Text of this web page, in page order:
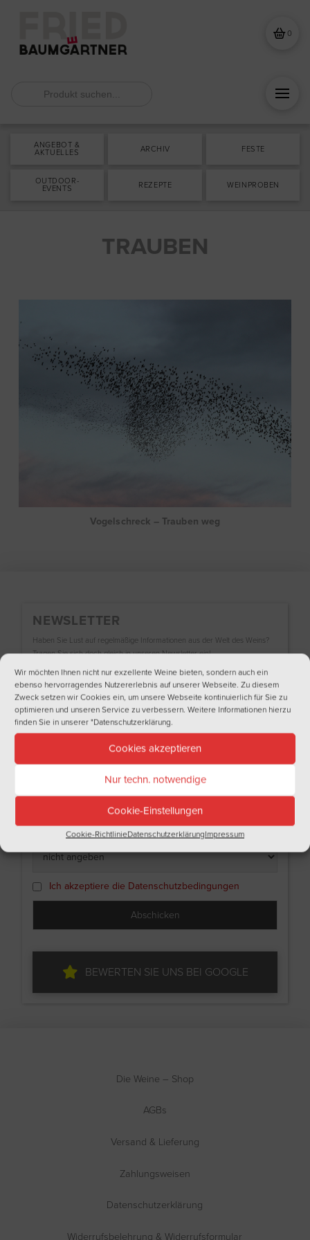
Wir möchten Ihnen nicht nur exzellente Weine bieten, sondern auch ein
ebenso hervorragendes Nutzererlebnis auf unserer Webseite. Zu diesem
Zweck setzen wir Cookies ein, um unsere Webseite kontinuierlich für Sie zu
optimieren und unseren Service zu verbessern. Weitere Informationen hierzu
finden Sie in unserer"Datenschutzerklärung.
Cookies akzeptieren
Nur techn. notwendige
Cookie-Einstellungen
Cookie-RichtlinieDatenschutzerklärungImpressum
0
ANGEBOT &
AKTUELLES ARCHIV FESTE
OUTDOOR-
EVENTS REZEPTE WEINPROBEN
TRAUBEN
Vogelschreck – Trauben weg
NEWSLETTER
Haben Sie Lust auf regelmäßige Informationen aus der Welt des Weins?
Tragen Sie sich doch gleich in unseren Newsletter ein!
Name
Nachname
Ich akzeptiere die Datenschutzbedingungen
BEWERTEN SIE UNS BEI GOOGLE
Die Weine – Shop
AGBs
Versand & Lieferung
Zahlungsweisen
Datenschutzerklärung
Widerrufsbelehrung & Widerrufsformular